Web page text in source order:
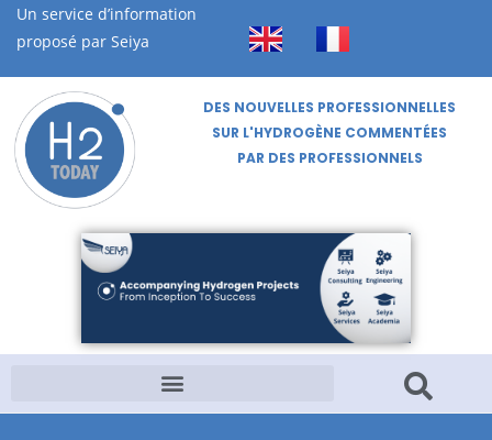
Un service d’information
proposé par Seiya
DES NOUVELLES PROFESSIONNELLES
SUR L'HYDROGÈNE COMMENTÉES
PAR DES PROFESSIONNELS